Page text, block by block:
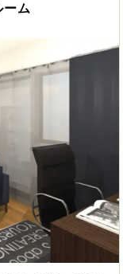
ーム